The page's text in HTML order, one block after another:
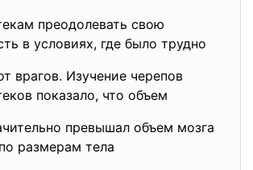
преодолевать свою
в условиях, где было трудно
врагов. Изучение черепов
показало, что объем
превышал объем мозга
размерам тела